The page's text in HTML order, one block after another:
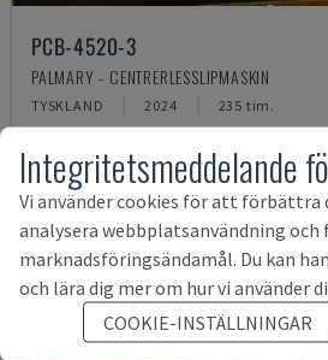
PCB-4520-3
PALMARY - CENTRERLESSLIPMASKIN
TYSKLAND 2024 235 tim.
Integritetsmeddelande
Vi använder cookies för att förbättra
analysera webbplatsanvändning och
marknadsföringsändamål. Du kan
och lära dig mer om hur vi använder
COOKIE-INSTÄLLNINGAR